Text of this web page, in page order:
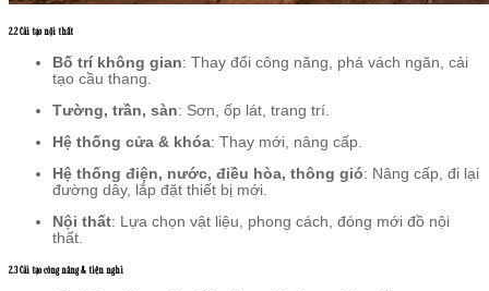
2.2 Cải tạo nội thất
Bố trí không gian: Thay đổi công năng, phá vách ngăn, cải
tạo cầu thang.
Tường, trần, sàn: Sơn, ốp lát, trang trí.
Hệ thống cửa & khóa: Thay mới, nâng cấp.
Hệ thống điện, nước, điều hòa, thông gió: Nâng cấp, đi lại
đường dây, lắp đặt thiết bị mới.
Nội thất: Lựa chọn vật liệu, phong cách, đóng mới đồ nội
thất.
2.3 Cải tạo công năng & tiện nghi